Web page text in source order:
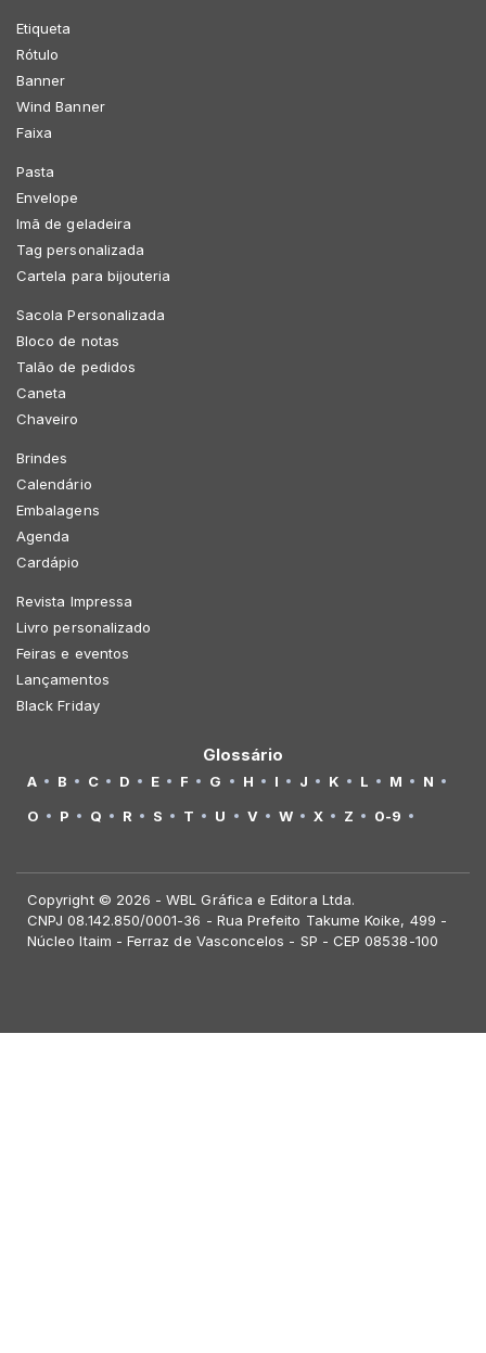
Etiqueta
Rótulo
Banner
Wind Banner
Faixa
Pasta
Envelope
Imã de geladeira
Tag personalizada
Cartela para bijouteria
Sacola Personalizada
Bloco de notas
Talão de pedidos
Caneta
Chaveiro
Brindes
Calendário
Embalagens
Agenda
Cardápio
Revista Impressa
Livro personalizado
Feiras e eventos
Lançamentos
Black Friday
Glossário
A B C D E F G H I J K L M
N
O
P Q R S T U V W X Z 0-9
Copyright © 2026 - WBL Gráfica e Editora Ltda.
CNPJ 08.142.850/0001-36 - Rua Prefeito Takume Koike, 499 -
Núcleo Itaim - Ferraz de Vasconcelos - SP - CEP 08538-100